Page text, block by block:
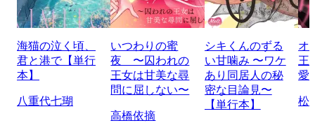
海猫の泣く頃、
君と港で【単行
本】
八重代七瑚
いつわりの蜜
夜 〜囚われの
王女は甘美な尋
問に屈しない〜
高橋依摘
シキくんのずる
い甘噛み 〜ワケ
あり同居人の秘
密な目論見〜
【単行本】
オ
王
愛
松